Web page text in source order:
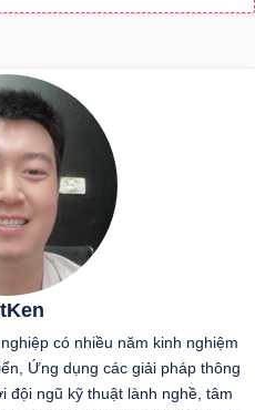
có nhiều năm kinh nghiệm
Ứng dụng các giải pháp thông
đội ngũ kỹ thuật lành nghề, tâm